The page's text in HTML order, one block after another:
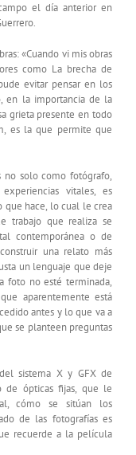
el día anterior en
«Cuando vi mis obras
como La brecha de
evitar pensar en los
en la importancia de la
grieta presente en todo
es la que permite que
no solo como fotógrafo,
vitales, es
que hace, lo cual le crea
trabajo que realiza se
contemporánea o de
una relato más
un lenguaje que deje
foto no esté terminada,
aparentemente está
antes y lo que va a
se planteen preguntas
sistema X y GFX de
de ópticas fijas, que le
cómo se sitúan los
de las fotografías es
recuerde a la película